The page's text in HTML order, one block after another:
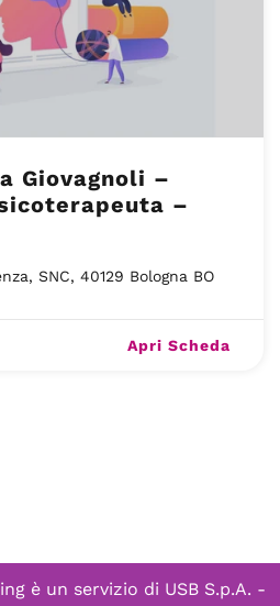
Giovagnoli –
–
SNC, 40129 Bologna BO
Apri Scheda
è un servizio di USB S.p.A. -